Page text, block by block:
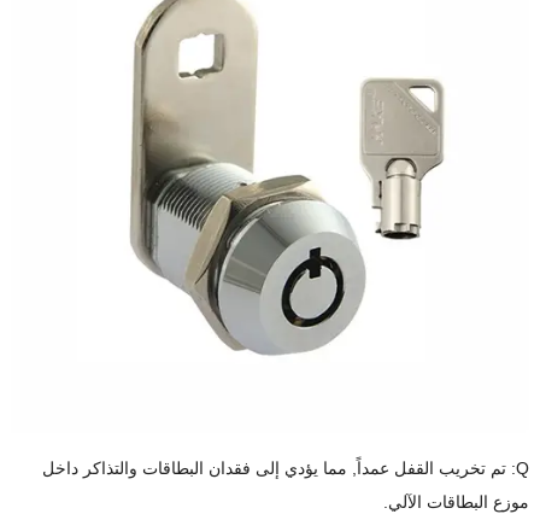
Q: تم تخريب القفل عمداً, مما يؤدي إلى فقدان البطاقات والتذاكر داخل
موزع البطاقات الآلي.